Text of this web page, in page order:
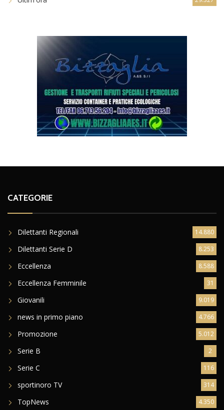
CATEGORIE
Dilettanti Regionali 14.880
Dilettanti Serie D 8.253
Eccellenza 8.588
Eccellenza Femminile 31
Giovanili 9.019
news in primo piano 4.766
Promozione 5.012
Serie B 2
Serie C 116
sportinoro TV 314
TopNews 4.350